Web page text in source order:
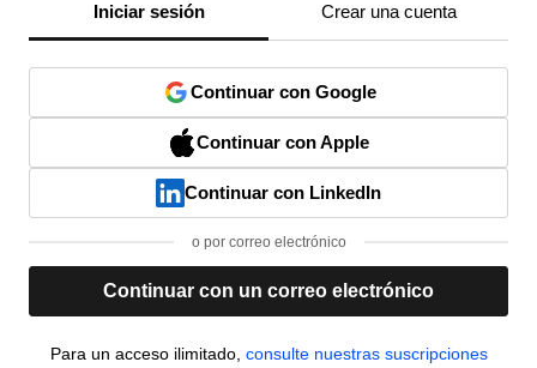
Iniciar sesión Crear una cuenta
Continuar con Google
Continuar con Apple
Continuar con LinkedIn
o por correo electrónico
Continuar con un correo electrónico
Para un acceso ilimitado, consulte nuestras suscripciones